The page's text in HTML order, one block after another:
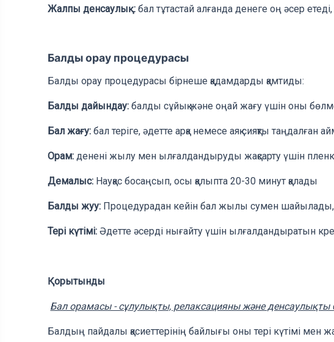
Жалпы денсаулық: бал тұтастай алғанда денеге оң әсер
Балды орау процедурасы
Балды орау процедурасы бірнеше қадамдарды қамтиды:
Балды дайындау: балды сұйық және оңай жағу үшін оны
Бал жағу: бал теріге, әдетте арқа немесе аяқ сияқты таңдалған
Орам: денені жылу мен ылғалдандыруды жақсарту үшін
Демалыс: Науқас босаңсып, осы қалыпта 20-30 минут қалады
Балды жуу: Процедурадан кейін бал жылы сумен шайылады,
Тері күтімі: Әдетте әсерді нығайту үшін ылғалдандыратын
Қорытынды
Бал орамасы - сұлулықты, релаксацияны және денсаулықты
Балдың пайдалы қасиеттерінің байлығы оны тері күтімі мен